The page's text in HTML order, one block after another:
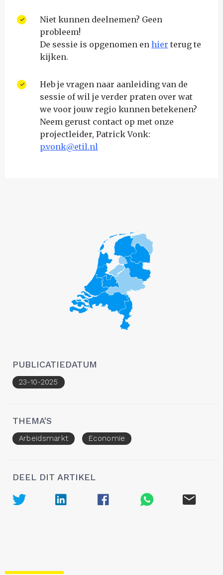
Niet kunnen deelnemen? Geen
probleem!
De sessie is opgenomen en hier terug te
kijken.
Heb je vragen naar aanleiding van de
sessie of wil je verder praten over wat
we voor jouw regio kunnen betekenen?
Neem gerust contact op met onze
projectleider, Patrick Vonk:
p.vonk@etil.nl
PUBLICATIEDATUM
23-10-2025
THEMA'S
Arbeidsmarkt Economie
DEEL DIT ARTIKEL